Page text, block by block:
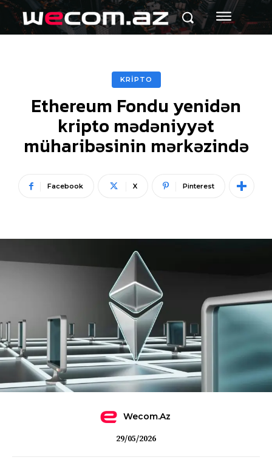
KRİPTO
Ethereum Fondu yenidən
kripto mədəniyyət
müharibəsinin mərkəzində
Facebook X Pinterest
Wecom.az
29/05/2026